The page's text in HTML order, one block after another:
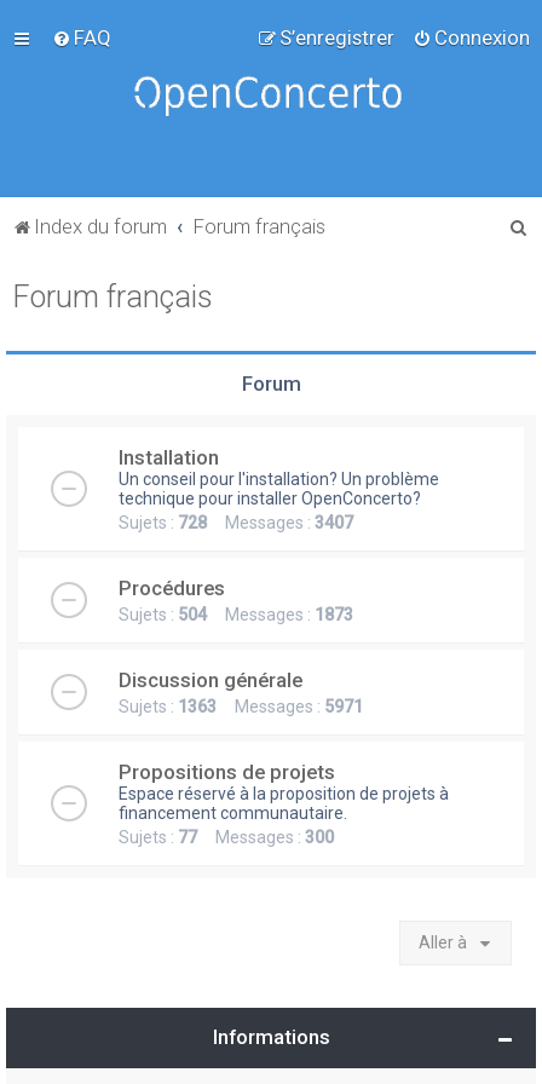
FAQ Connexion
S’enregistrer
Index du forum Forum français
e
Forum français
Forum
Installation
Un conseil pour l'installation? Un problème
technique pour installer OpenConcerto?
Sujets : 728 Messages : 3407
Procédures
Sujets : 504Messages : 1873
Discussion générale
Sujets : 1363 Messages : 5971
Propositions de projets
Espace réservé à la proposition de projets à
financement communautaire.
Sujets : 77Messages : 300
Aller à
Informations